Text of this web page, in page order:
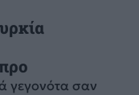
γεγονότα σαν